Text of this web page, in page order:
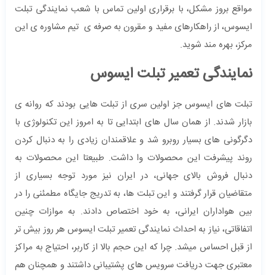
مواقع بروز مشکل، با برقراری اولین تماس با شعب نمایندگی تبلت
ایسوس، از راهکارهای مفید و مقرون به صرفه ی تیم مشاوره ی این
مرکز، بهره مند شوید.
نمایندگی تعمیر تبلت ایسوس
تبلت های ایسوس جز اولین سری از تبلت هایی بودند که روانه ی
بازار شدند. از همان سال های ابتدایی تا به امروز این تکنولوژی با
دگرگونی های بسیار روبرو شد و علاقمندان زیادی را به دنبال کردن
روند پیشرفت این محصولات وا داشت. طبیعتا این محصولات به
دنبال فروش بالای جهانی، در ایران نیز مورد توجه بسیاری از
متقاضیان قرار گرفتند و این تبلت ها، به تدریج جایگاه مطمئنی را در
بین هواداران ایرانی، به خود اختصاص دادند. به موازات چنین
اتفاقاتی، نیاز به احداث نمایندگی تعمیر تبلت ایسوس هر روز بیش تر
از قبل احساس میشد. چرا که این حجم بالا از کاربر، احتیاج به مراکز
معتبری جهت دریافت سرویس های پشتیبانی داشتند و همچنان هم